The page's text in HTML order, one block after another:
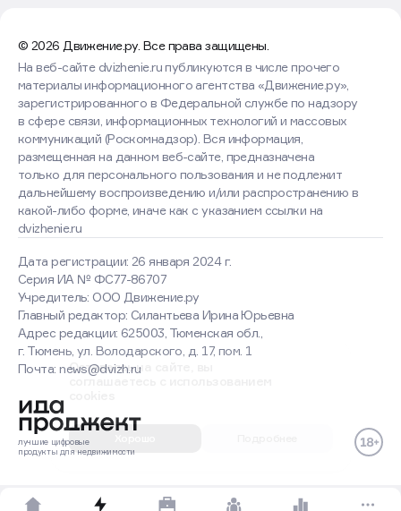
© 2026 Движение.ру. Все права защищены.
Дата регистрации: 26 января 2024 г.
Серия ИА № ФС77-86707
Учредитель: ООО Движение.ру
Главный редактор: Силантьева Ирина Юрьевна
Адрес редакции: 625003, Тюменская обл.,
г. Тюмень, ул. Володарского, д. 17, пом. 1
Почта: news@dvizh.ru
На веб-сайте dvizhenie.ru публикуются в числе прочего
материалы информационного агентства «Движение.ру»,
зарегистрированного в Федеральной службе по надзору
в сфере связи, информационных технологий и массовых
коммуникаций (Роскомнадзор). Вся информация,
размещенная на данном веб-сайте, предназначена
только для персонального пользования и не подлежит
дальнейшему воспроизведению и/или распространению в
какой-либо форме, иначе как с указанием ссылки на
dvizhenie.ru
лучшие цифровые
продукты для недвижимости
Оставаясь на сайте, вы
соглашаетесь с использованием